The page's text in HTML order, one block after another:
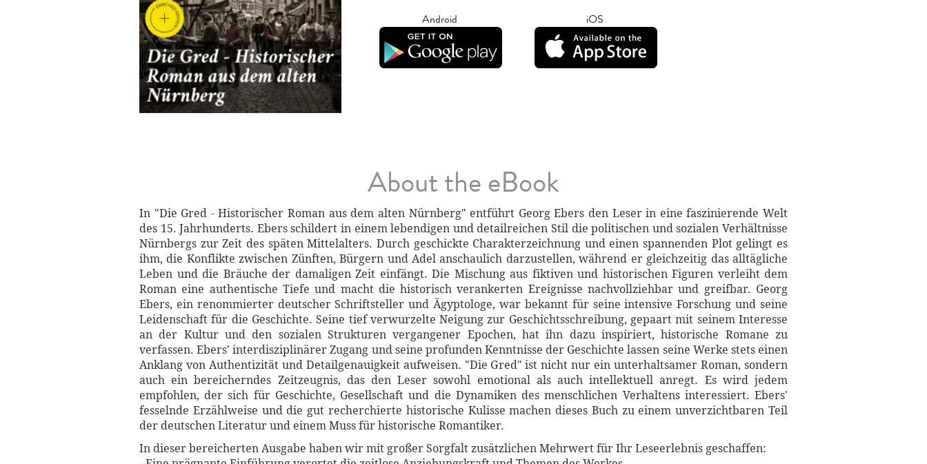
Android iOS
About the eBook
In "Die Gred - Historischer Roman aus dem alten Nürnberg" entführt Georg Ebers den Leser in eine faszinierende Welt
des 15. Jahrhunderts. Ebers schildert in einem lebendigen und detailreichen Stil die politischen und sozialen Verhältnisse
Nürnbergs zur Zeit des späten Mittelalters. Durch geschickte Charakterzeichnung und einen spannenden Plot gelingt es
ihm, die Konflikte zwischen Zünften, Bürgern und Adel anschaulich darzustellen, während er gleichzeitig das alltägliche
Leben und die Bräuche der damaligen Zeit einfängt. Die Mischung aus fiktiven und historischen Figuren verleiht dem
Roman eine authentische Tiefe und macht die historisch verankerten Ereignisse nachvollziehbar und greifbar. Georg
Ebers, ein renommierter deutscher Schriftsteller und Ägyptologe, war bekannt für seine intensive Forschung und seine
Leidenschaft für die Geschichte. Seine tief verwurzelte Neigung zur Geschichtsschreibung, gepaart mit seinem Interesse
an der Kultur und den sozialen Strukturen vergangener Epochen, hat ihn dazu inspiriert, historische Romane zu
verfassen. Ebers' interdisziplinärer Zugang und seine profunden Kenntnisse der Geschichte lassen seine Werke stets einen
Anklang von Authentizität und Detailgenauigkeit aufweisen. "Die Gred" ist nicht nur ein unterhaltsamer Roman, sondern
auch ein bereicherndes Zeitzeugnis, das den Leser sowohl emotional als auch intellektuell anregt. Es wird jedem
empfohlen, der sich für Geschichte, Gesellschaft und die Dynamiken des menschlichen Verhaltens interessiert. Ebers'
fesselnde Erzählweise und die gut recherchierte historische Kulisse machen dieses Buch zu einem unverzichtbaren Teil
der deutschen Literatur und einem Muss für historische Romantiker.
In dieser bereicherten Ausgabe haben wir mit großer Sorgfalt zusätzlichen Mehrwert für Ihr Leseerlebnis geschaffen: